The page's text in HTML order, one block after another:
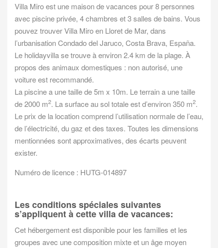
Villa Miro est une maison de vacances pour 8 personnes
avec piscine privée, 4 chambres et 3 salles de bains. Vous
pouvez trouver Villa Miro en Lloret de Mar, dans
l’urbanisation Condado del Jaruco, Costa Brava, España.
Le holidayvilla se trouve à environ 2.4 km de la plage. À
propos des animaux domestiques : non autorisé, une
voiture est recommandé.
La piscine a une taille de 5m x 10m. Le terrain a une taille
de 2000 m2. La surface au sol totale est d’environ 350 m2.
Le prix de la location comprend l’utilisation normale de l’eau,
de l’électricité, du gaz et des taxes. Toutes les dimensions
mentionnées sont approximatives, des écarts peuvent
exister.
Numéro de licence : HUTG-014897
Les conditions spéciales suivantes
s’appliquent à cette villa de vacances:
Cet hébergement est disponible pour les familles et les
groupes avec une composition mixte et un âge moyen